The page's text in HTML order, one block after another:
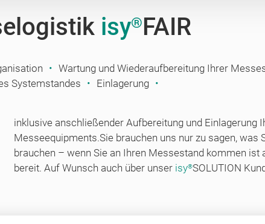
isy®FAIR
Wartung und Wiederaufbereitung Ihrer
Systemstandes
Einlagerung
inklusive anschließender Aufbereitung und Einlagerung
Messeequipments.Sie brauchen uns nur zu sagen, was
brauchen – wenn Sie an Ihren Messestand kommen ist
bereit. Auf Wunsch auch über unser isy®SOLUTION